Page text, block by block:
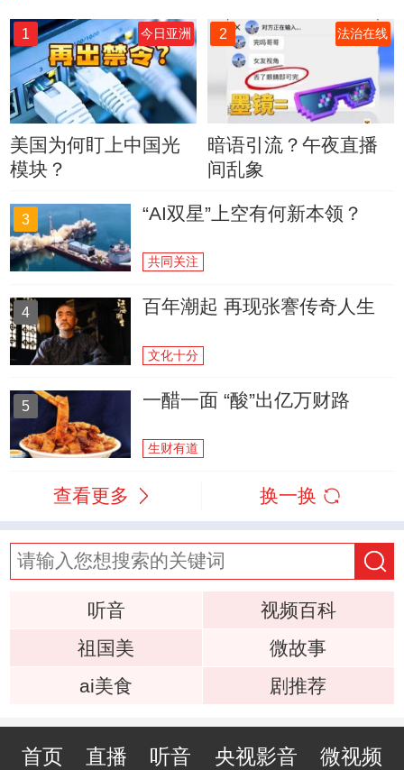
1 今日亚洲
美国为何盯上中国光
模块？
2 法治在线
暗语引流？午夜直播
间乱象
3 “AI双星”上空有何新本领？
共同关注
4 百年潮起 再现张謇传奇人生
文化十分
5 一醋一面 “酸”出亿万财路
生财有道
查看更多 换一换
听音
视频百科
祖国美
微故事
ai美食
剧推荐
首页 直播 听音 央视影音 微视频